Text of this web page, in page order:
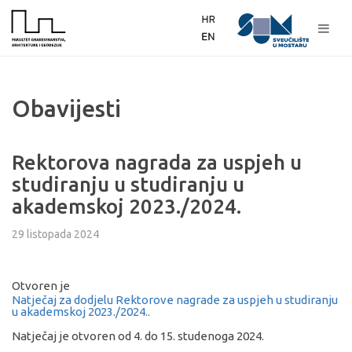
Obavijesti
Rektorova nagrada za uspjeh u
studiranju u studiranju u
akademskoj 2023./2024.
29 listopada 2024
Otvoren je
Natječaj za dodjelu Rektorove nagrade za uspjeh u studiranju
u akademskoj 2023./2024..
Natječaj je otvoren od 4. do 15. studenoga 2024.